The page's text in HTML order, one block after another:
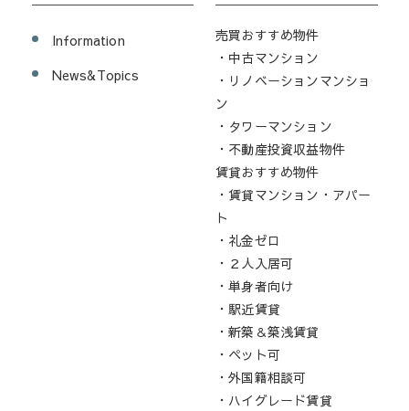
Information
News&Topics
売買おすすめ物件
・中古マンション
・リノベーションマンショ
ン
・タワーマンション
・不動産投資収益物件
賃貸おすすめ物件
・賃貸マンション・アパー
ト
・礼金ゼロ
・２人入居可
・単身者向け
・駅近賃貸
・新築＆築浅賃貸
・ペット可
・外国籍相談可
・ハイグレード賃貸